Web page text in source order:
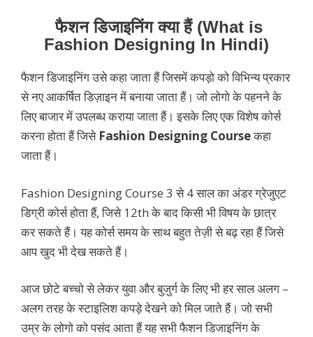
फैशन डिजाइनिंग क्या हैं (What is
Fashion Designing In Hindi)
फैशन डिजाइनिंग उसे कहा जाता हैं जिसमें कपड़ो को विभिन्य प्रकार
से नए आकर्षित डिज़ाइन में बनाया जाता हैं। जो लोगो के पहनने के
लिए बाजार में उपलब्ध कराया जाता हैं। इसके लिए एक विशेष कोर्स
करना होता हैं जिसे Fashion Designing Courseकहा
जाता हैं।
Fashion Designing Course 3 से 4 साल का अंडर ग्रेजुएट
डिग्री कोर्स होता हैं, जिसे 12th के बाद किसी भी विषय के छात्र
कर सकते हैं। यह कोर्स समय के साथ बहुत तेज़ी से बढ़ रहा हैं जिसे
आप खुद भी देख सकते हैं।
आज छोटे बच्चो से लेकर युवा और बुजुर्ग के लिए भी हर साल अलग –
अलग तरह के स्टाइलिश कपड़े देखने को मिल जाते हैं। जो सभी
उम्र के लोगो को पसंद आता हैं यह सभी फैशन डिजाइनिंग के